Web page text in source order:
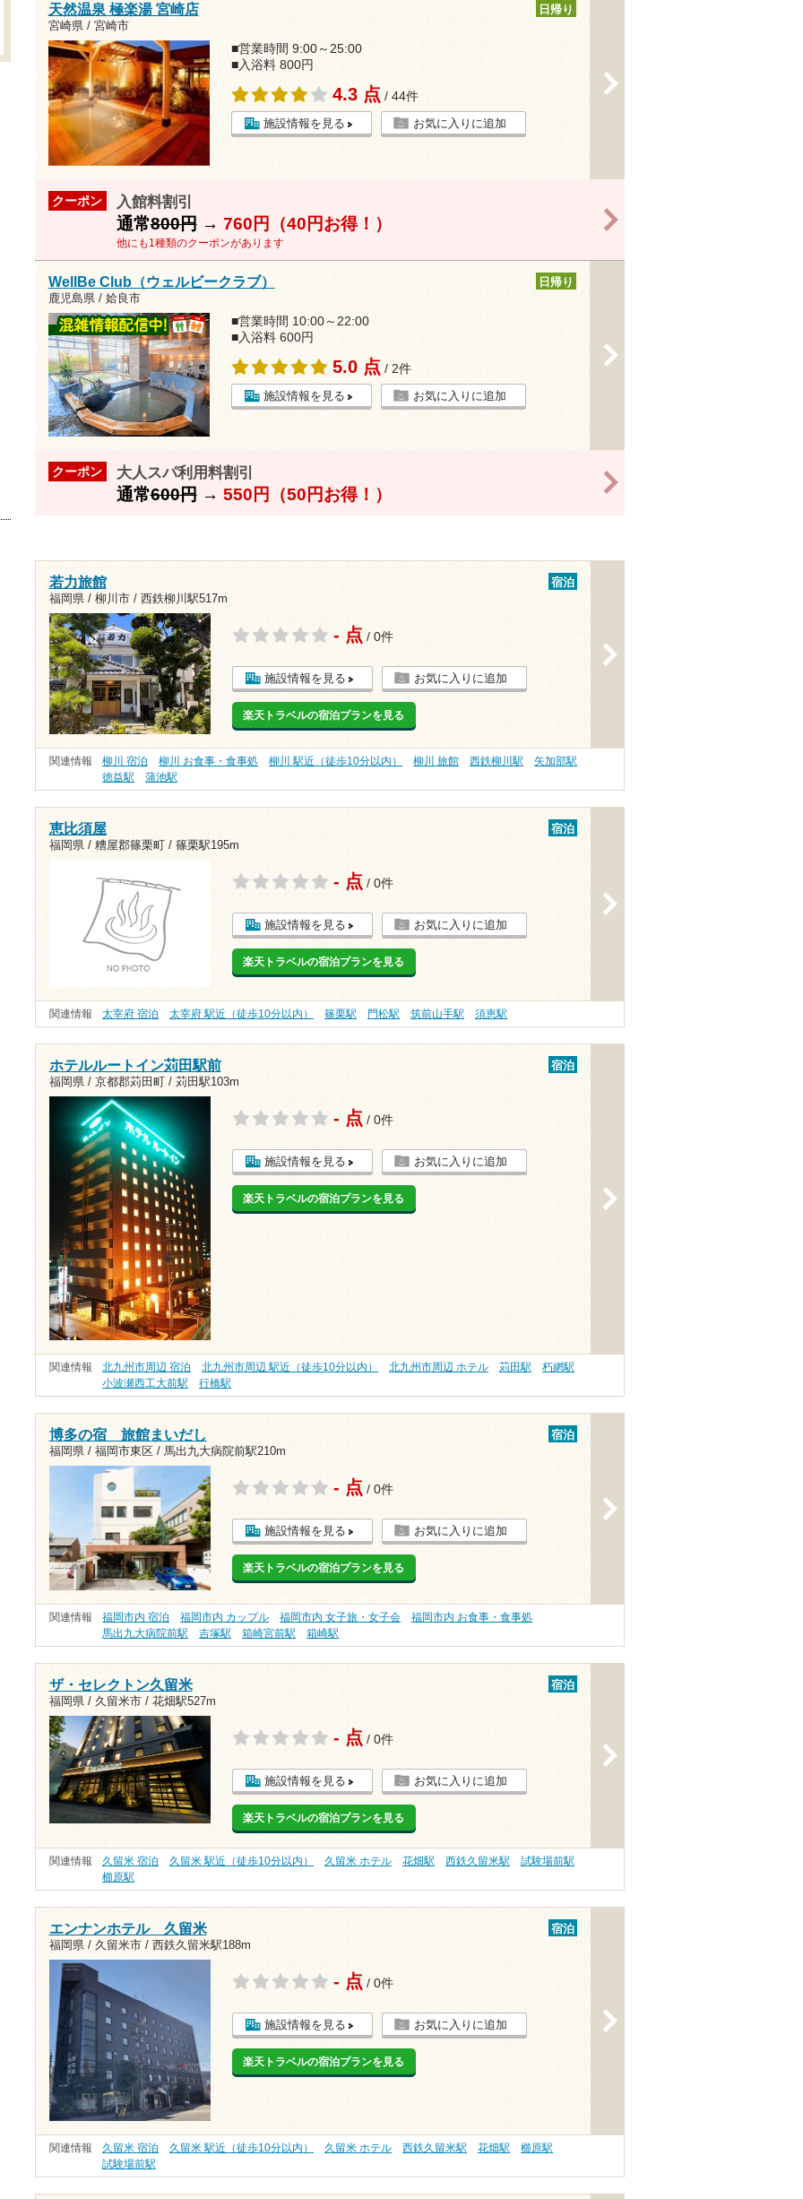
天然温泉 極楽湯 宮崎店
宮崎県 / 宮崎市
日帰り
■営業時間 9:00～25:00
■入浴料 800円
4.3 点 / 44件
施設情報を見る お気に入りに追加
クーポン 入館料割引
通常800円→ 760円（40円お得！）
他にも1種類のクーポンがあります
WellBe Club（ウェルビークラブ）
鹿児島県 / 姶良市
日帰り
■営業時間 10:00～22:00
■入浴料 600円
5.0 点 / 2件
施設情報を見る お気に入りに追加
クーポン 大人スパ利用料割引
通常600円→ 550円（50円お得！）
>
若力旅館
福岡県 / 柳川市 / 西鉄柳川駅517m
宿泊
- 点 / 0件
施設情報を見る お気に入りに追加
楽天トラベルの宿泊プランを見る
関連情報 柳川 宿泊 柳川 お食事・食事処 柳川 駅近（徒歩10分以内） 柳川 旅館 西鉄柳川駅
矢加部駅
徳益駅
蒲池駅
恵比須屋
福岡県 / 糟屋郡篠栗町 / 篠栗駅195m
宿泊
- 点 / 0件
施設情報を見る お気に入りに追加
楽天トラベルの宿泊プランを見る
関連情報 太宰府 宿泊 太宰府 駅近（徒歩10分以内） 篠栗駅 門松駅 筑前山手駅 須恵駅
ホテルルートイン苅田駅前
福岡県 / 京都郡苅田町 / 苅田駅103m
宿泊
- 点 / 0件
施設情報を見る お気に入りに追加
楽天トラベルの宿泊プランを見る
関連情報 北九州市周辺 宿泊 北九州市周辺 駅近（徒歩10分以内） 北九州市周辺 ホテル 苅田駅
朽網駅
小波瀬西工大前駅
行橋駅
博多の宿 旅館まいだし
福岡県 / 福岡市東区 / 馬出九大病院前駅210m
宿泊
- 点 / 0件
施設情報を見る お気に入りに追加
楽天トラベルの宿泊プランを見る
関連情報 福岡市内 宿泊 福岡市内 カップル 福岡市内 女子旅・女子会
福岡市内 お食事・食事処
馬出九大病院前駅
吉塚駅 箱崎宮前駅 箱崎駅
ザ・セレクトン久留米
福岡県 / 久留米市 / 花畑駅527m
宿泊
- 点 / 0件
施設情報を見る お気に入りに追加
楽天トラベルの宿泊プランを見る
関連情報 久留米 宿泊 久留米 駅近（徒歩10分以内） 久留米 ホテル 花畑駅 西鉄久留米駅
試験場前駅
櫛原駅
エンナンホテル 久留米
福岡県 / 久留米市 / 西鉄久留米駅188m
宿泊
- 点 / 0件
施設情報を見る お気に入りに追加
楽天トラベルの宿泊プランを見る
関連情報 久留米 宿泊 久留米 駅近（徒歩10分以内） 久留米 ホテル 西鉄久留米駅 花畑駅
櫛原駅
試験場前駅